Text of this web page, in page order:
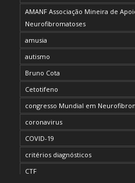
AMANF Associação Mineira de
Neurofibromatoses
amusia
autismo
Bruno Cota
Cetotifeno
congresso Mundial em
coronavirus
COVID-19
critérios diagnósticos
CTF